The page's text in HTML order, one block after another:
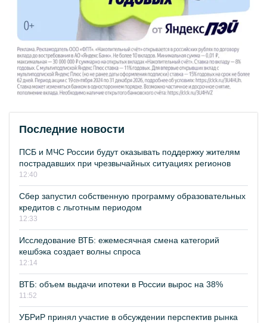
Последние новости
ПСБ и МЧС России будут оказывать поддержку жителям
пострадавших при чрезвычайных ситуациях регионов
12:40
Сбер запустил собственную программу образовательных
кредитов с льготным периодом
12:33
Исследование ВТБ: ежемесячная смена категорий
кешбэка создает волны спроса
12:14
ВТБ: объем выдачи ипотеки в России вырос на 38%
11:52
УБРиР принял участие в обсуждении перспектив рынка